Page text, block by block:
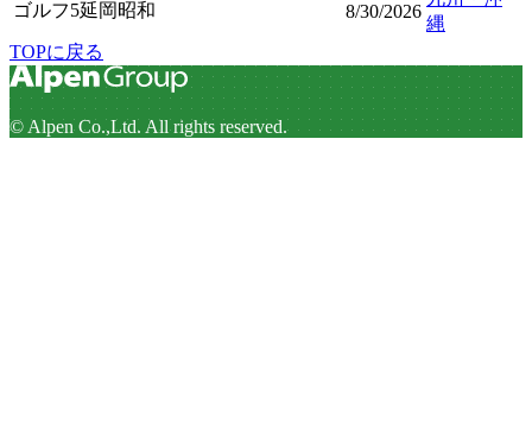
ゴルフ5延岡昭和 8/30/2026
縄
TOPに戻る
© Alpen Co.,Ltd. All rights reserved.